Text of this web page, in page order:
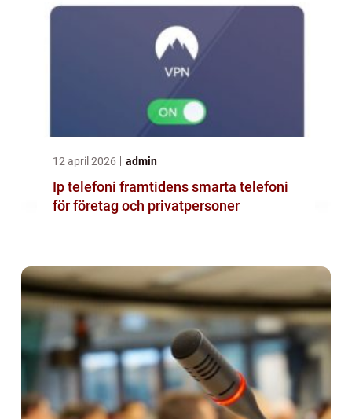
12 april 2026 admin
Ip telefoni framtidens smarta telefoni
för företag och privatpersoner